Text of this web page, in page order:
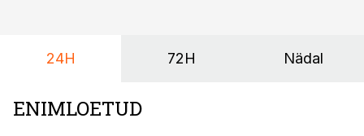
24H 72H Nädal
ENIMLOETUD